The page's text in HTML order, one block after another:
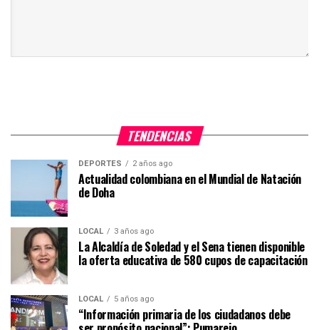
TENDENCIAS
DEPORTES 2 años ago
Actualidad colombiana en el Mundial de Natación
de Doha
LOCAL 3 años ago
La Alcaldía de Soledad y el Sena tienen disponible
la oferta educativa de 580 cupos de capacitación
LOCAL 5 años ago
“Información primaria de los ciudadanos debe